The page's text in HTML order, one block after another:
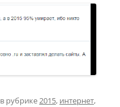
в рубрике2015, интернет,